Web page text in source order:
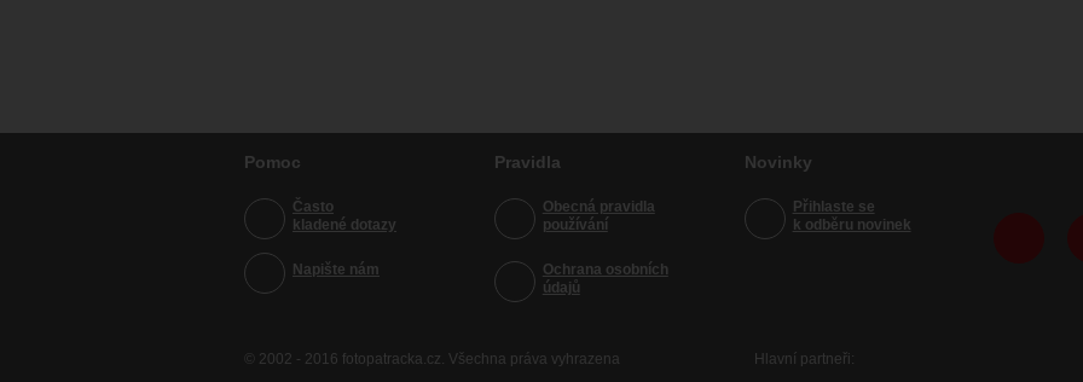
Pomoc
Často
kladené dotazy
Napište nám
Pravidla
Obecná pravidla
používání
Ochrana osobních
údajů
Novinky
Přihlaste se
k odběru novinek
© 2002 - 2016 fotopatracka.cz. Všechna práva vyhrazena Hlavní partneři: